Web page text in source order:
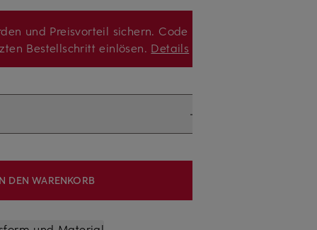
und Preisvorteil sichern. Code
Bestellschritt einlösen. Details
DEN WARENKORB